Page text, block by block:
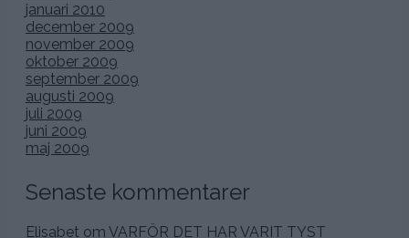
januari 2010
december 2009
november 2009
oktober 2009
september 2009
augusti 2009
juli 2009
juni 2009
maj 2009
Senaste kommentarer
Elisabet om VARFÖR DET HAR VARIT TYST